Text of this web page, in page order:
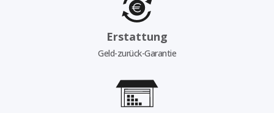
Erstattung
Geld-zurück-Garantie